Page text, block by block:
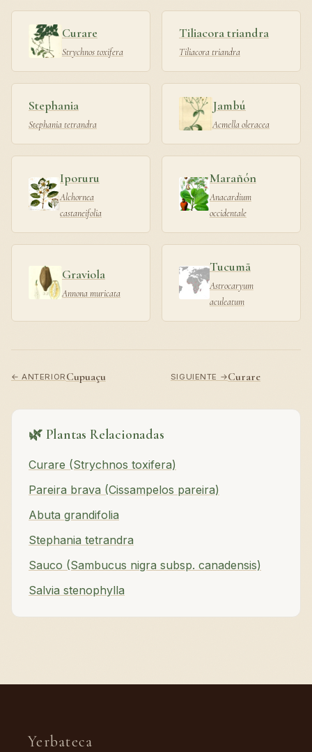
Curare
Strychnos toxifera
Tiliacora triandra
Tiliacora triandra
Stephania
Stephania tetrandra
Jambú
Acmella oleracea
Iporuru
Alchornea
castaneifolia
Marañón
Anacardium
occidentale
Graviola
Annona muricata
Tucumã
Astrocaryum
aculeatum
← ANTERIOR Cupuaçu SIGUIENTE →Curare
🌿 Plantas Relacionadas
Curare (Strychnos toxifera)
Pareira brava (Cissampelos pareira)
Abuta grandifolia
Stephania tetrandra
Sauco (Sambucus nigra subsp. canadensis)
Salvia stenophylla
Yerbateca